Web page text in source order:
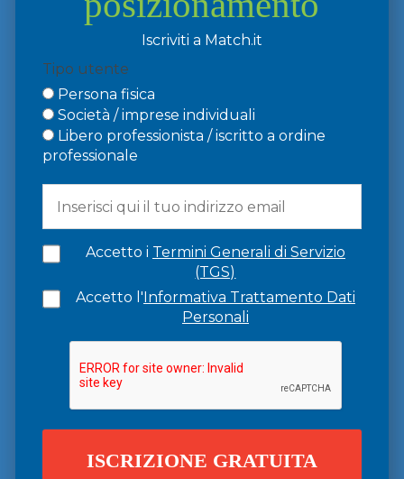
Iscriviti a Match.it
Tipo utente
Persona fisica
Società / imprese individuali
Libero professionista / iscritto a ordine
professionale
Accetto i Termini Generali di Servizio
(TGS)
Accetto l'Informativa Trattamento Dati
Personali